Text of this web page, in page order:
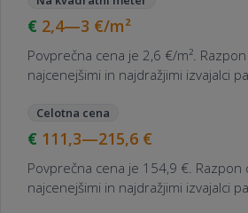
2,4—3 €/m²
Povprečna cena je 2,6 €/m².
najcenejšimi in najdražjimi izvajalci
Celotna cena
111,3—215,6 €
Povprečna cena je 154,9 €. Razpon
najcenejšimi in najdražjimi izvajalci